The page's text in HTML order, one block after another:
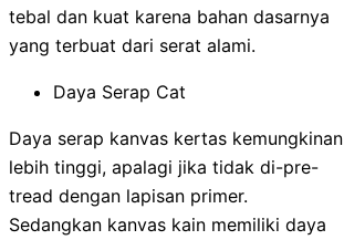
tebal dan kuat karena bahan dasarnya
yang terbuat dari serat alami.
Daya Serap Cat
Daya serap kanvas kertas kemungkinan
lebih tinggi, apalagi jika tidak di-pre-
tread dengan lapisan primer.
Sedangkan kanvas kain memiliki daya